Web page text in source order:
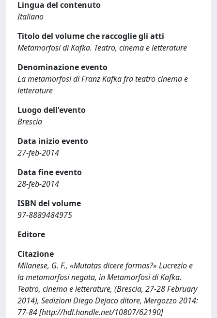
Lingua del contenuto
Italiano
Titolo del volume che raccoglie gli atti
Metamorfosi di Kafka. Teatro, cinema e letterature
Denominazione evento
La metamorfosi di Franz Kafka fra teatro cinema e
letterature
Luogo dell'evento
Brescia
Data inizio evento
27-feb-2014
Data fine evento
28-feb-2014
ISBN del volume
97-8889484975
Editore
Citazione
Milanese, G. F., «Mutatas dicere formas?» Lucrezio e
la metamorfosi negata, in Metamorfosi di Kafka.
Teatro, cinema e letterature, (Brescia, 27-28 February
2014), Sedizioni Diego Dejaco ditore, Mergozzo 2014:
77-84 [http://hdl.handle.net/10807/62190]